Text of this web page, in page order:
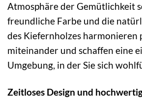
Atmosphäre der Gemütlichkeit
freundliche Farbe und die
des Kiefernholzes harmonieren
miteinander und schaffen eine
Umgebung, in der Sie sich
Zeitloses Design und